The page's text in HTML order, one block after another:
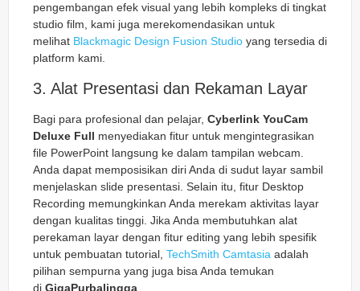
pengembangan efek visual yang lebih kompleks di tingkat
studio film, kami juga merekomendasikan untuk
melihat Blackmagic Design Fusion Studio yang tersedia di
platform kami.
3. Alat Presentasi dan Rekaman Layar
Bagi para profesional dan pelajar, Cyberlink YouCam
Deluxe Full menyediakan fitur untuk mengintegrasikan
file PowerPoint langsung ke dalam tampilan webcam.
Anda dapat memposisikan diri Anda di sudut layar sambil
menjelaskan slide presentasi. Selain itu, fitur Desktop
Recording memungkinkan Anda merekam aktivitas layar
dengan kualitas tinggi. Jika Anda membutuhkan alat
perekaman layar dengan fitur editing yang lebih spesifik
untuk pembuatan tutorial, TechSmith Camtasia adalah
pilihan sempurna yang juga bisa Anda temukan
di GigaPurbalingga